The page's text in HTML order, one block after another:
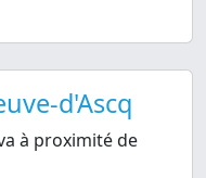
d'Ascq
à proximité de